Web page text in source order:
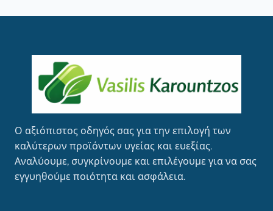
Ο αξιόπιστος οδηγός σας για την επιλογή των
καλύτερων προϊόντων υγείας και ευεξίας.
Αναλύουμε, συγκρίνουμε και επιλέγουμε για να σας
εγγυηθούμε ποιότητα και ασφάλεια.